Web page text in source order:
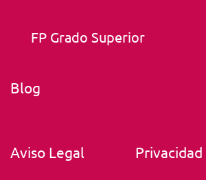
FP Grado Superior
Blog
Aviso Legal Privacidad